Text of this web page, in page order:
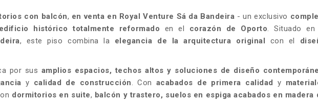
con balcón, en venta en Royal Venture Sá da Bandeira - un exclusivo
edificio histórico totalmente reformado en el corazón de Oporto. Situado en
, este piso combina la elegancia de la arquitectura original con el
por sus amplios espacios, techos altos y soluciones de diseño
y calidad de construcción. Con acabados de primera calidad y
dormitorios en suite, balcón y trastero, suelos en espiga acabados en madera